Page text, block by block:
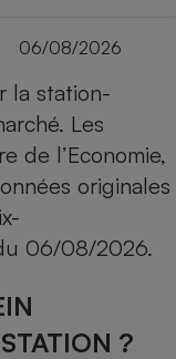
06/08/2026
la station-
Les
de l’Economie,
originales
06/08/2026.
?